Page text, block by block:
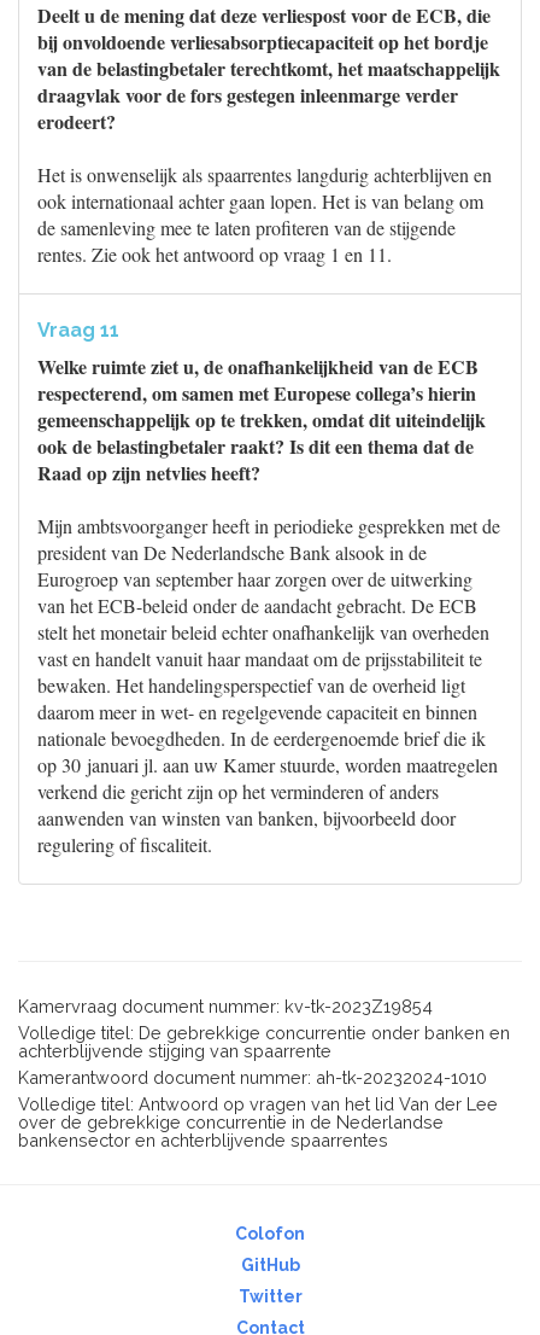
Deelt u de mening dat deze verliespost voor de ECB, die
bij onvoldoende verliesabsorptiecapaciteit op het bordje
van de belastingbetaler terechtkomt, het maatschappelijk
draagvlak voor de fors gestegen inleenmarge verder
erodeert?
Het is onwenselijk als spaarrentes langdurig achterblijven en
ook internationaal achter gaan lopen. Het is van belang om
de samenleving mee te laten profiteren van de stijgende
rentes. Zie ook het antwoord op vraag 1 en 11.
Vraag 11
Welke ruimte ziet u, de onafhankelijkheid van de ECB
respecterend, om samen met Europese collega’s hierin
gemeenschappelijk op te trekken, omdat dit uiteindelijk
ook de belastingbetaler raakt? Is dit een thema dat de
Raad op zijn netvlies heeft?
Mijn ambtsvoorganger heeft in periodieke gesprekken met de
president van De Nederlandsche Bank alsook in de
Eurogroep van september haar zorgen over de uitwerking
van het ECB-beleid onder de aandacht gebracht. De ECB
stelt het monetair beleid echter onafhankelijk van overheden
vast en handelt vanuit haar mandaat om de prijsstabiliteit te
bewaken. Het handelingsperspectief van de overheid ligt
daarom meer in wet- en regelgevende capaciteit en binnen
nationale bevoegdheden. In de eerdergenoemde brief die ik
op 30 januari jl. aan uw Kamer stuurde, worden maatregelen
verkend die gericht zijn op het verminderen of anders
aanwenden van winsten van banken, bijvoorbeeld door
regulering of fiscaliteit.
Kamervraag document nummer: kv-tk-2023Z19854
Volledige titel: De gebrekkige concurrentie onder banken en
achterblijvende stijging van spaarrente
Kamerantwoord document nummer: ah-tk-20232024-1010
Volledige titel: Antwoord op vragen van het lid Van der Lee
over de gebrekkige concurrentie in de Nederlandse
bankensector en achterblijvende spaarrentes
Colofon
GitHub
Twitter
Contact